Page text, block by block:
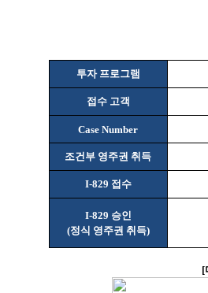
투자 프로그램
접수 고객
Case Number
조건부 영주권 취득
I-829 접수
I-829 승인
(정식 영주권 취득)
[